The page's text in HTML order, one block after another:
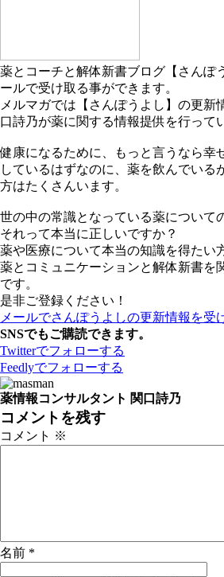
薬とコーチと解体新書ブログ【さんぽ
ールで受け取る事ができます。
メルマガでは【さんぽうよし】の更新
口詩乃が薬に関する情報提供を行って
健康になるために、もっと言うなら幸
しているはずなのに、薬を飲んでいる
方はたくさんいます。
世の中の常識となっている薬について
それって本当に正しいですか？
薬や医療について本当の知識を得たい
薬とコミュニケーションと解体新書を
です。
是非ご登録ください！
メールでさんぽうよしの更新情報を受
SNSでもご購読できます。
Twitterでフォローする
Feedlyでフォローする
薬情報コンサルタント 関口詩乃
コメントを残す
コメント ※
名前 *